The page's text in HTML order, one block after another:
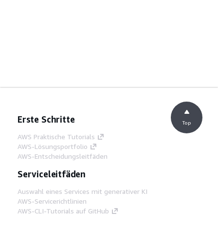
Erste Schritte
AWS Praktische Tutorials
AWS-Lösungsportfolio
AWS-Entscheidungsleitfäden
Serviceleitfäden
Auswahl eines Services mit generativer KI
AWS-Servicerichtlinien
AWS-CLI-Tutorials auf GitHub
Top